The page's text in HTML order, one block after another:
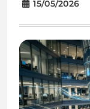
15/05/2026